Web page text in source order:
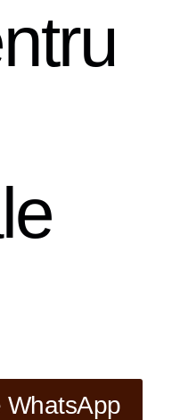
WhatsApp